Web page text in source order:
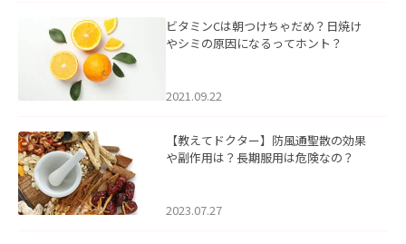
ビタミンCは朝つけちゃだめ？日焼け
やシミの原因になるってホント？
2021.09.22
【教えてドクター】防風通聖散の効果
や副作用は？長期服用は危険なの？
2023.07.27